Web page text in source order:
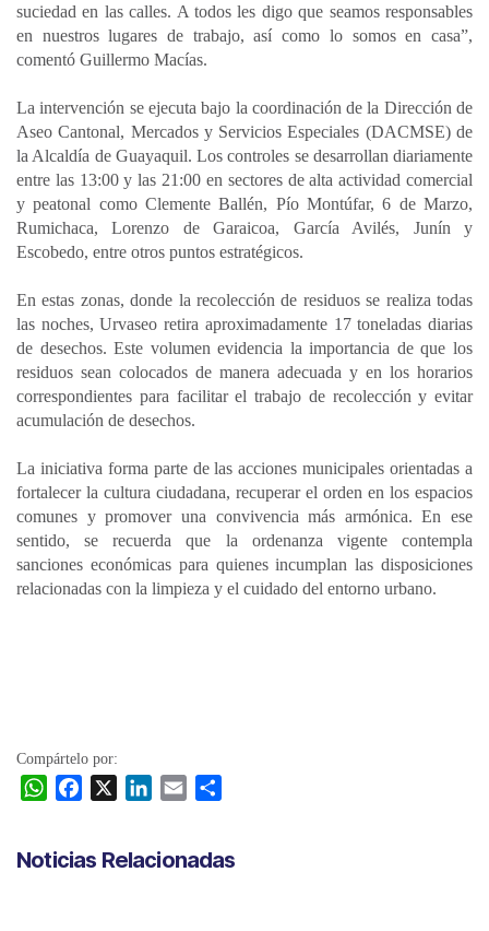
suciedad en las calles. A todos les digo que seamos responsables
en nuestros lugares de trabajo, así como lo somos en casa”,
comentó Guillermo Macías.
La intervención se ejecuta bajo la coordinación de la Dirección de
Aseo Cantonal, Mercados y Servicios Especiales (DACMSE) de
la Alcaldía de Guayaquil. Los controles se desarrollan diariamente
entre las 13:00 y las 21:00 en sectores de alta actividad comercial
y peatonal como Clemente Ballén, Pío Montúfar, 6 de Marzo,
Rumichaca, Lorenzo de Garaicoa, García Avilés, Junín y
Escobedo, entre otros puntos estratégicos.
En estas zonas, donde la recolección de residuos se realiza todas
las noches, Urvaseo retira aproximadamente 17 toneladas diarias
de desechos. Este volumen evidencia la importancia de que los
residuos sean colocados de manera adecuada y en los horarios
correspondientes para facilitar el trabajo de recolección y evitar
acumulación de desechos.
La iniciativa forma parte de las acciones municipales orientadas a
fortalecer la cultura ciudadana, recuperar el orden en los espacios
comunes y promover una convivencia más armónica. En ese
sentido, se recuerda que la ordenanza vigente contempla
sanciones económicas para quienes incumplan las disposiciones
relacionadas con la limpieza y el cuidado del entorno urbano.
Compártelo por:
W
t
e
k
i
p
Noticias Relacionadas